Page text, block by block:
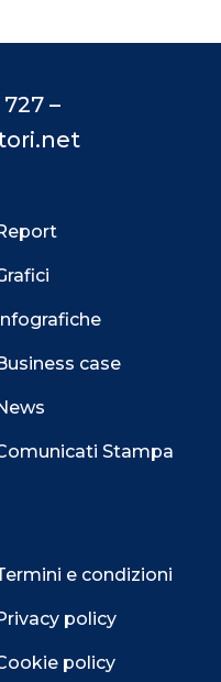
–
case
Stampa
e condizioni
policy
policy